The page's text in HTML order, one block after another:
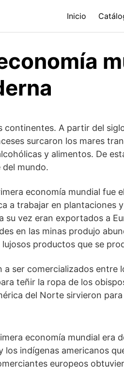
Inicio
continentes. A partir del
surcaron los mares
y alimentos. De
mundo.
economía mundial fue
a trabajar en plantaciones
vez eran exportados a
en las minas produjo
productos que se
ser comercializados entre
teñir la ropa de los
del Norte sirvieron
economía mundial era
indígenas americanos
europeos